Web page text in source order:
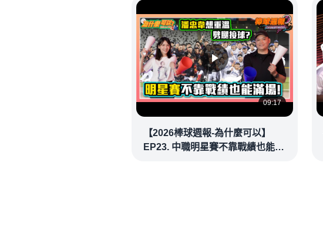
09:17
【2026棒球週報-為什麼可以】
EP23. 中職明星賽不靠戰績也能滿